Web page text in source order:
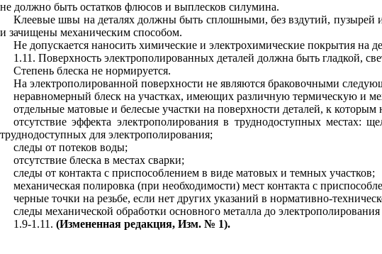
не должно быть остатков флюсов и выплесков силумина.
Клеевые швы на деталях должны быть сплошными, без вздутий, пузырей
и зачищены механическим способом.
Не допускается наносить химические и электрохимические покрытия на
1.11. Поверхность электрополированных деталей должна быть гладкой,
Степень блеска не нормируется.
На электрополированной поверхности не являются браковочными
неравномерный блеск на участках, имеющих различную термическую и
отдельные матовые и белесые участки на поверхности деталей, к
отсутствие эффекта электрополирования в труднодоступных
труднодоступных для электрополирования;
следы от потеков воды;
отсутствие блеска в местах сварки;
следы от контакта с приспособлением в виде матовых и темных участков;
механическая полировка (при необходимости) мест контакта с
черные точки на резьбе, если нет других указаний в нормативно-
следы механической обработки основного металла до
1.9-1.11. (Измененная редакция, Изм. № 1).